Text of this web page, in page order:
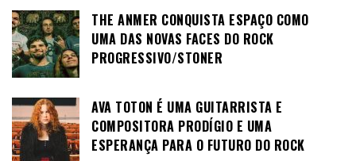
THE ANMER CONQUISTA ESPAÇO COMO
UMA DAS NOVAS FACES DO ROCK
PROGRESSIVO/STONER
AVA TOTON É UMA GUITARRISTA E
COMPOSITORA PRODÍGIO E UMA
ESPERANÇA PARA O FUTURO DO ROCK